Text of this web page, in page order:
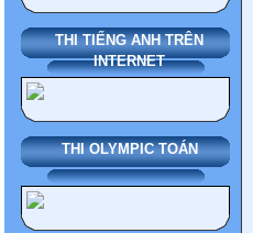
THI TIẾNG ANH TRÊN
INTERNET
THI OLYMPIC TOÁN